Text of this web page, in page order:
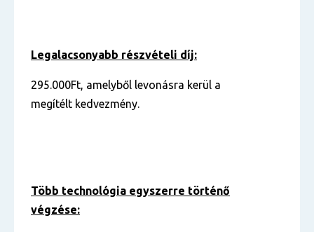
Legalacsonyabb részvételi díj:
295.000Ft, amelyből levonásra kerül a
megítélt kedvezmény.
Több technológia egyszerre történő
végzése: